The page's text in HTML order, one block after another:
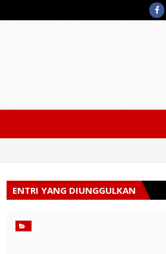
ENTRI YANG DIUNGGULKAN